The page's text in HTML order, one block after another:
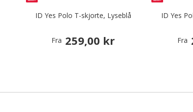
ID Yes Polo T-skjorte, Lyseblå
Fra 259,00 kr
ID Yes
Fra